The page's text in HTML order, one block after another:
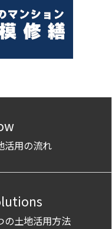
活用の流れ
の土地活用方法